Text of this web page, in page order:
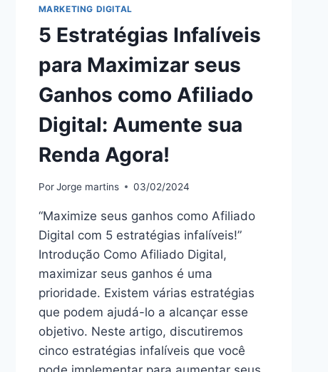
MARKETING DIGITAL
5 Estratégias Infalíveis
para Maximizar seus
Ganhos como Afiliado
Digital: Aumente sua
Renda Agora!
Por Jorge martins 03/02/2024
“Maximize seus ganhos como Afiliado
Digital com 5 estratégias infalíveis!”
Introdução Como Afiliado Digital,
maximizar seus ganhos é uma
prioridade. Existem várias estratégias
que podem ajudá-lo a alcançar esse
objetivo. Neste artigo, discutiremos
cinco estratégias infalíveis que você